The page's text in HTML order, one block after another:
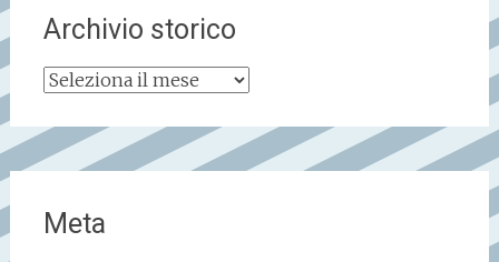
Archivio storico
Archivio
Meta